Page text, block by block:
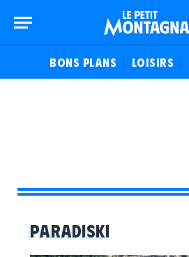
BONS PLANS LOISIRS
PARADISKI